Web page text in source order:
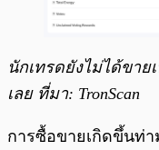
นักเทรดยังไม่ได้ขาย
เลย ที่มา: TronScan
การซื้อขายเกิดขึ้นท่า